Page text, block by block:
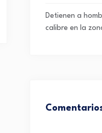
Detienen a
calibre en la